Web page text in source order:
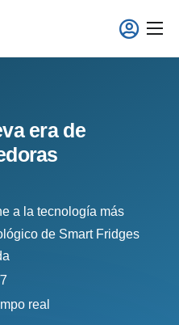
era de
a la tecnología más
de Smart Fridges
real